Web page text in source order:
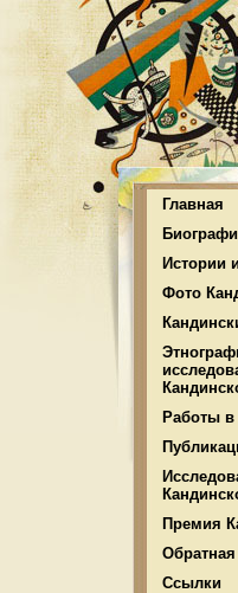
Главная
Истории
Фото
Работы
Премия
Ссылки